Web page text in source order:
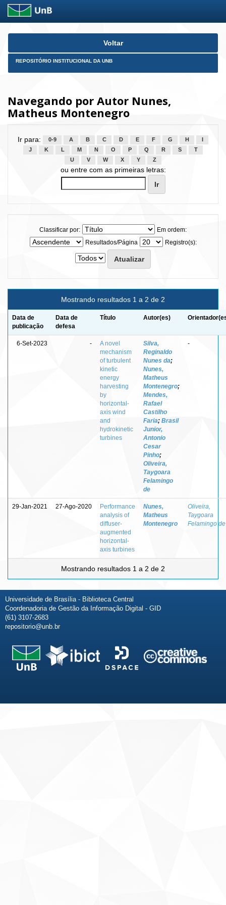
Skip
Voltar
REPOSITÓRIO INSTITUCIONAL DA UNB
Navegando por Autor Nunes,
Matheus Montenegro
Ir para: 0-9 A B C D E F G H
J
K L M N O P Q R S
T
U
V W X Y Z
ou entre com as primeiras letras:
Classificar por:
Em ordem:
Resultados/Página
Registro(s):
Mostrando resultados 1 a 2 de 2
Data de
publicação
Data de
defesa
Título Autor(es)
6-Set-2023 -
A novel
mechanism
of turbulent
kinetic
energy
harvesting
by
horizontal-
axis wind
and
hydrokinetic
turbines
Silva,
Reginaldo
Nunes da;
Nunes,
Matheus
Montenegro;
Mendes,
Rafael
Castilho
Faria; Brasil
Junior,
Antonio
Cesar
Pinho;
Oliveira,
Taygoara
Felamingo
de
-
29-Jan-2021 27-Ago-2020
Performance
analysis of
diffuser-
augmented
horizontal-
axis turbines
Nunes,
Matheus
Montenegro
Oliveira,
Taygoara
Felamingo de
Mostrando resultados 1 a 2 de 2
Universidade de Brasília - Biblioteca Central
Coordenadoria de Gestão da Informação Digital - GID
(61) 3107-2683
repositorio@unb.br